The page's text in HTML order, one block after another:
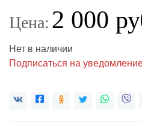
Цена: 2 000
Нет в наличии
Подписаться на